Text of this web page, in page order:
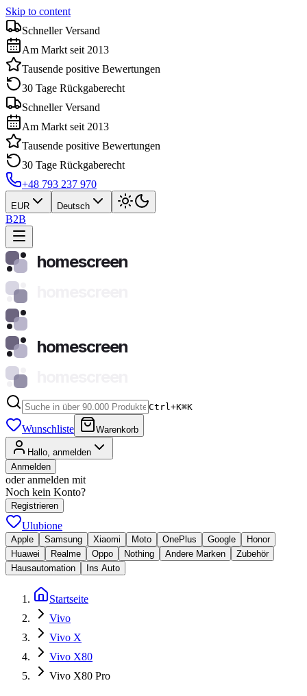
Skip to content
Schneller Versand
Am Markt seit 2013
Tausende positive Bewertungen
30 Tage Rückgaberecht
Schneller Versand
Am Markt seit 2013
Tausende positive Bewertungen
30 Tage Rückgaberecht
+48 793 237 970
EUR Deutsch
B2B
homescreen
homescreen
Ctrl+K⌘K
Wunschliste Warenkorb
Hallo, anmelden
Anmelden
oder anmelden mit
Noch kein Konto?
Registrieren
Ulubione
Apple Samsung Xiaomi Moto OnePlus Google
Honor
Huawei
Realme Oppo Nothing Andere Marken
Zubehör
Hausautomation
Ins Auto
Startseite
Vivo
Vivo X
Vivo X80
Vivo X80 Pro